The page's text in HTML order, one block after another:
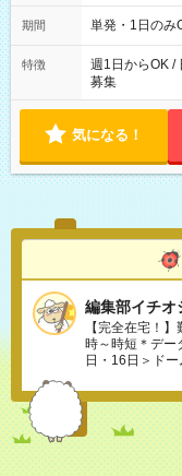
～21：00
期間 単発・1日のみ
特徴
週1日からOK /
募集
気になる！
編集部イチオ
【完全在宅！
時～時短＊デー
日・16日＞ド